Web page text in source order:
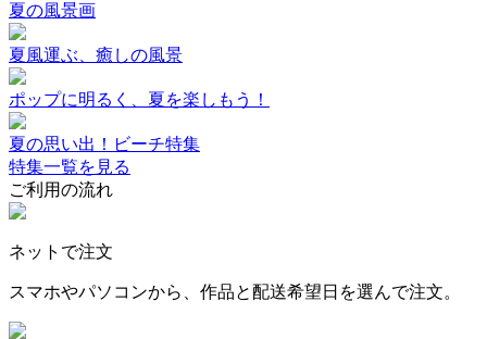
夏の風景画
夏風運ぶ、癒しの風景
ポップに明るく、夏を楽しもう！
夏の思い出！ビーチ特集
特集一覧を見る
ご利用の流れ
ネットで注文
スマホやパソコンから、作品と配送希望日を選んで注文。